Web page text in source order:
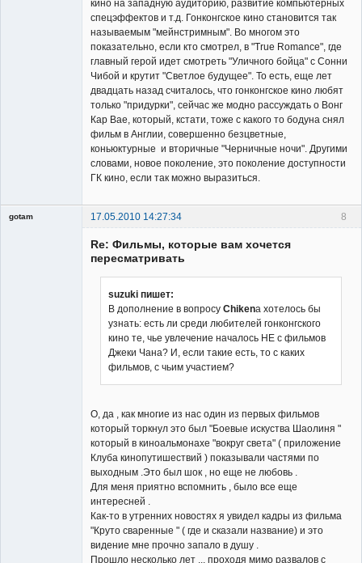
кино на западную аудиторию, развитие компьютерных
спецэффектов и т.д. Гонконгское кино становится так
называемым "мейнстримным". Во многом это
показательно, если кто смотрел, в "True Romance", где
главный герой идет смотреть "Уличного бойца" с Сонни
Чибой и крутит "Светлое будущее". То есть, еще лет
двадцать назад считалось, что гонконгское кино любят
только "придурки", сейчас же модно рассуждать о Вонг
Кар Вае, который, кстати, тоже с какого то бодуна снял
фильм в Англии, совершенно безцветные,
коньюктурные и вторичные "Черничные ночи". Другими
словами, новое поколение, это поколение доступности
ГК кино, если так можно выразиться.
8
gotam
17.05.2010 14:27:34
Re: Фильмы, которые вам хочется
пересматривать
suzuki пишет:
В дополнение в вопросу Chikena хотелось бы
узнать: есть ли среди любителей гонконгского
кино те, чье увлечение началось НЕ с фильмов
Джеки Чана? И, если такие есть, то с каких
фильмов, с чьим участием?
О, да , как многие из нас один из первых фильмов
который торкнул это был "Боевые искуства Шаолиня "
который в киноальмонахе "вокруг света" ( приложение
Клуба кинопутишествий ) показывали частями по
выходным .Это был шок , но еще не любовь .
Для меня приятно вспомнить , было все еще
интересней .
Как-то в утренних новостях я увидел кадры из фильма
"Круто сваренные " ( где и сказали название) и это
видение мне прочно запало в душу .
Прошло несколько лет ... проходя мимо развалов с